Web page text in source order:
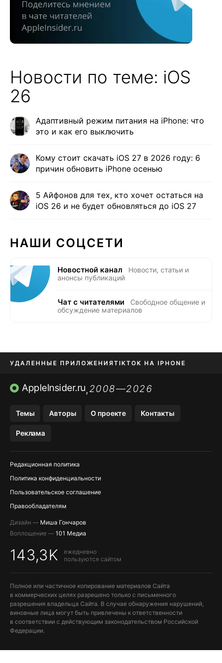
Новости по теме: iOS
26
Адаптивный режим питания на iPhone: что
это и как его выключить
Кому стоит скачать iOS 27 в 2026 году: 6
причин обновить iPhone осенью
5 Айфонов для тех, кто хочет остаться на
iOS 26 и не будет обновляться до iOS 27
НАШИ СОЦСЕТИ
Новостной канал
Новости, статьи и
анонсы публикаций
Чат с читателями
Свободное общение и
обсуждение материалов
УДАЛЕННЫЕ ПРИЛОЖЕНИЯTIKTOK НА IPHONE
ПРИЛОЖЕНИЯ БЕЗ APP STORE
AppleInsider.ru,2008—2026
Темы Авторы О проекте Контакты
Реклама
Редакционная политика
Политика конфиденциальности
Пользовательское соглашение
Правообладателям
Дизайн — Миша Гончаров
Воплощение — 101 Медиа
143,3K
ежедневно
пользуются сайтом
Полное или частичное копирование материалов Сайта
в коммерческих целях разрешено только с письменного
разрешения владельца Сайта. В случае обнаружения нарушений,
виновные лица могут быть привлечены к ответственности
в соответствии с действующим законодательством Российской
Федерации.